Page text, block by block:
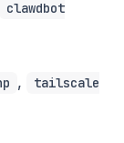
clawdbot
,
tailscale